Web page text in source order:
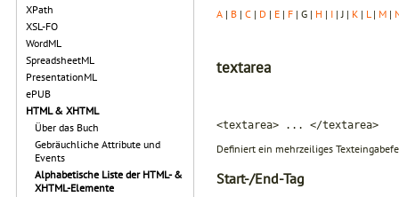
XPath
XSL-FO
WordML
SpreadsheetML
PresentationML
ePUB
HTML & XHTML
Über das Buch
Gebräuchliche Attribute und
Events
Alphabetische Liste der HTML- &
XHTML-Elemente
A | B | C | D | E | F | G | H | I | J | K | L | M |
textarea
<textarea> ... </textarea>
Definiert ein mehrzeiliges
Start-/End-Tag